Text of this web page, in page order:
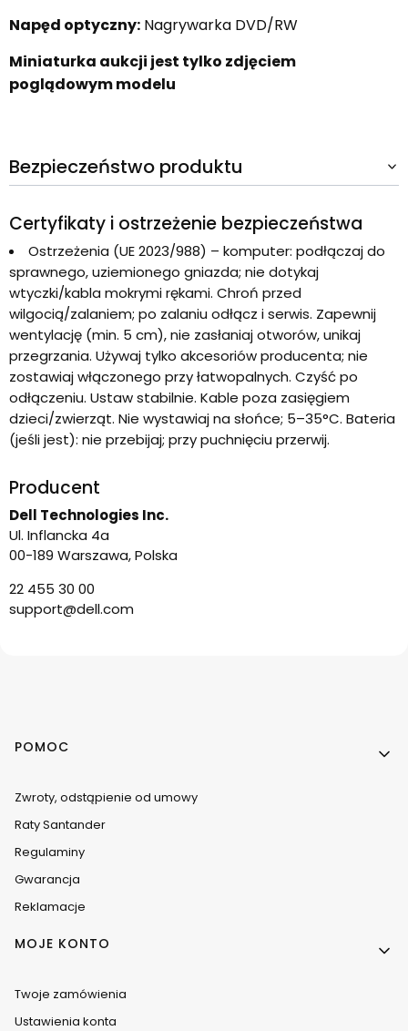
Napęd optyczny: Nagrywarka DVD/RW
Miniaturka aukcji jest tylko zdjęciem
poglądowym modelu
Bezpieczeństwo produktu
Certyfikaty i ostrzeżenie bezpieczeństwa
Ostrzeżenia (UE 2023/988) – komputer: podłączaj do
sprawnego, uziemionego gniazda; nie dotykaj
wtyczki/kabla mokrymi rękami. Chroń przed
wilgocią/zalaniem; po zalaniu odłącz i serwis. Zapewnij
wentylację (min. 5 cm), nie zasłaniaj otworów, unikaj
przegrzania. Używaj tylko akcesoriów producenta; nie
zostawiaj włączonego przy łatwopalnych. Czyść po
odłączeniu. Ustaw stabilnie. Kable poza zasięgiem
dzieci/zwierząt. Nie wystawiaj na słońce; 5–35°C. Bateria
(jeśli jest): nie przebijaj; przy puchnięciu przerwij.
Producent
Dell Technologies Inc.
Ul. Inflancka 4a
00-189 Warszawa, Polska
22 455 30 00
support@dell.com
Linki w stopce
POMOC
Zwroty, odstąpienie od umowy
Raty Santander
Regulaminy
Gwarancja
Reklamacje
MOJE KONTO
Twoje zamówienia
Ustawienia konta